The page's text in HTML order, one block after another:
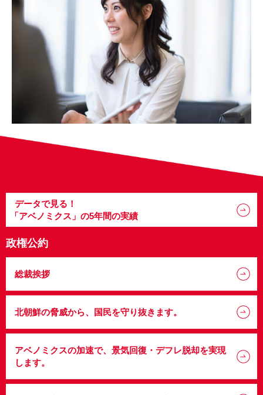
データで見る！
「アベノミクス」の5年間の実績
政権公約
総裁挨拶
北朝鮮の脅威から、国民を守り抜きます。
アベノミクスの加速で、 景気回復・デフレ脱却を実現
します。